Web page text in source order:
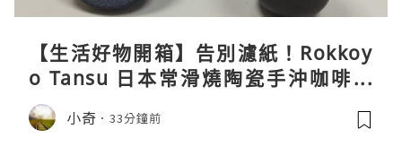
【生活好物開箱】告別濾紙！Rokkoy
o Tansu 日本常滑燒陶瓷手沖咖啡組
親身試用＆真實評價
小奇 33分鐘前